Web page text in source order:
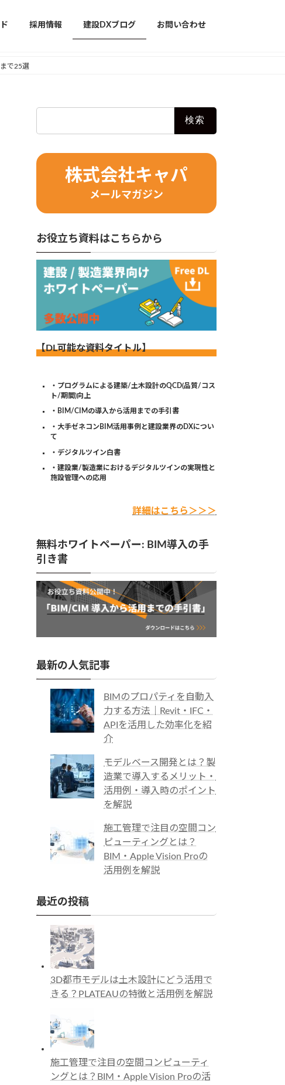
採用情報 建設DXブログ お問い合わせ
で25選
株式会社キャパ
メールマガジン
お役立ち資料はこちらから
【DL可能な資料タイトル】
・プログラムによる建築/土木設計のQCD(品質/コス
ト/期間)向上
・BIM/CIMの導入から活用までの手引書
・大手ゼネコンBIM活用事例と建設業界のDXについ
て
・デジタルツイン白書
・建設業/製造業におけるデジタルツインの実現性と
施設管理への応用
詳細はこちら＞＞＞
無料ホワイトペーパー: BIM導入の手
引き書
最新の人気記事
BIMのプロパティを自動入
力する方法｜Revit・IFC・
APIを活用した効率化を紹
介
モデルベース開発とは？製
造業で導入するメリット・
活用例・導入時のポイント
を解説
施工管理で注目の空間コン
ピューティングとは？
BIM・Apple Vision Proの
活用例を解説
最近の投稿
3D都市モデルは土木設計にどう活用で
きる？PLATEAUの特徴と活用例を解説
施工管理で注目の空間コンピューティ
ングとは？BIM・Apple Vision Proの活